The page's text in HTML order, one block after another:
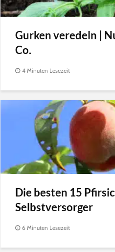
Gurken veredeln |
Co.
4 Minuten Lesezeit
Die besten 15
Selbstversorger
6 Minuten Lesezeit